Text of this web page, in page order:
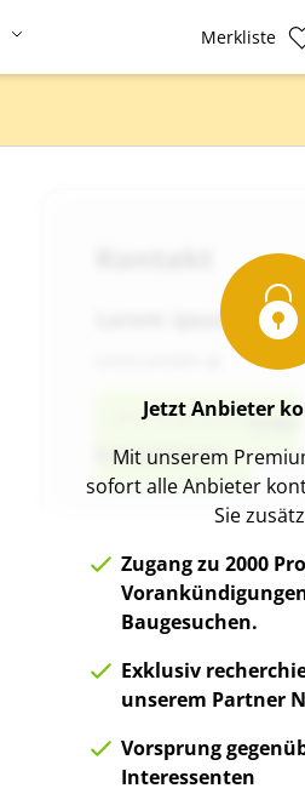
Merkliste
Lorem ipsum
Anbieter direkt
kontaktieren
Jetzt Anbieter
Mit unserem
sofort alle Anbieter
Sie
Zugang zu 2000
Baugesuchen.
Exklusiv
unserem Partner
Vorsprung
Interessenten